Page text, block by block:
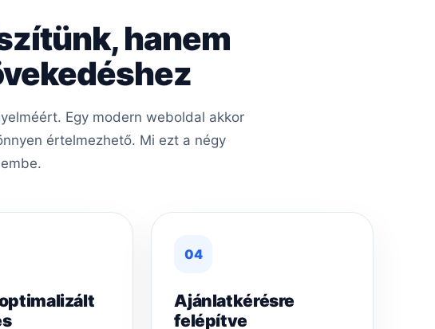
hanem
Egy modern weboldal akkor
értelmezhető. Mi ezt a négy
04
Ajánlatkérésre
felépítve